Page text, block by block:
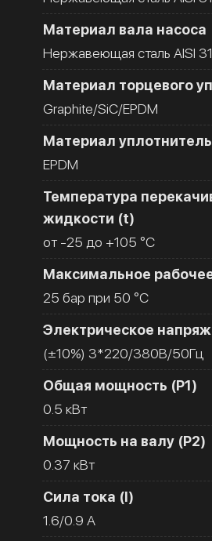
Материал вала насоса
Нержавеющая сталь AISI
Материал торцевого
Graphite/SiC/EPDM
Материал
EPDM
Температура
жидкости (t)
от -25 до +105 °C
Максимальное
25 бар при 50 °C
Электрическое
(±10%) 3*220/380В/50Гц
Общая мощность (Р1)
0.5 кВт
Мощность на валу (Р2)
0.37 кВт
Сила тока (I)
1.6/0.9 A